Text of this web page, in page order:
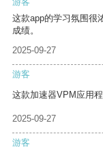
这款app的学习氛围很
成绩。
2025-09-27
游客
这款加速器VPM应用
2025-09-27
游客